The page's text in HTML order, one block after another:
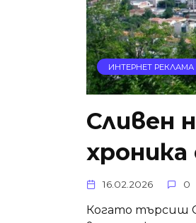
ИНТЕРНЕТ РЕКЛАМА
Сливен
хроника
16.02.2026 0
Когато търсиш